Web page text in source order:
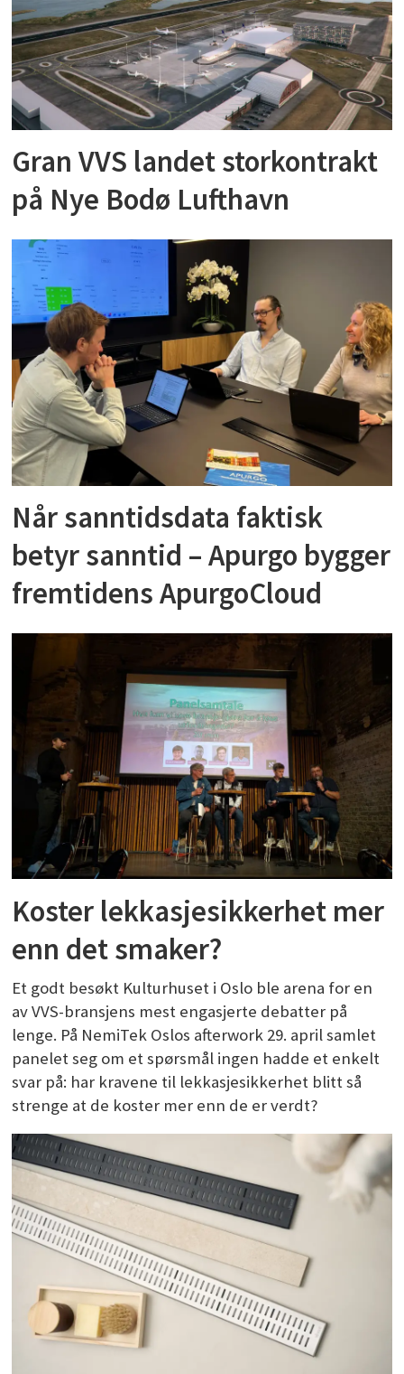
Gran VVS landet storkontrakt
på Nye Bodø Lufthavn
Når sanntidsdata faktisk
betyr sanntid – Apurgo bygger
fremtidens ApurgoCloud
Koster lekkasjesikkerhet mer
enn det smaker?
Et godt besøkt Kulturhuset i Oslo ble arena for en
av VVS-bransjens mest engasjerte debatter på
lenge. På NemiTek Oslos afterwork 29. april samlet
panelet seg om et spørsmål ingen hadde et enkelt
svar på: har kravene til lekkasjesikkerhet blitt så
strenge at de koster mer enn de er verdt?